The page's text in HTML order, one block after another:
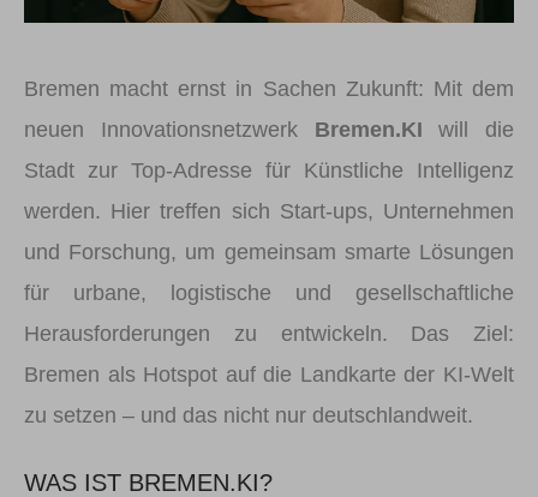
Bremen macht ernst in Sachen Zukunft: Mit dem
neuen Innovationsnetzwerk Bremen.KI will die
Stadt zur Top-Adresse für Künstliche Intelligenz
werden. Hier treffen sich Start-ups, Unternehmen
und Forschung, um gemeinsam smarte Lösungen
für urbane, logistische und gesellschaftliche
Herausforderungen zu entwickeln. Das Ziel:
Bremen als Hotspot auf die Landkarte der KI-Welt
zu setzen – und das nicht nur deutschlandweit.
WAS IST BREMEN.KI?